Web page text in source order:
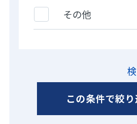
その他
この条件で絞